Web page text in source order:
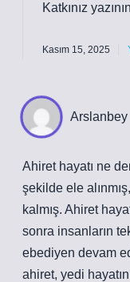
Katkınız yazının
Kasım 15, 2025
Arslanbey
Ahiret hayatı ne
şekilde ele
kalmış. Ahiret
sonra insanların
ebediyen devam
ahiret, yedi